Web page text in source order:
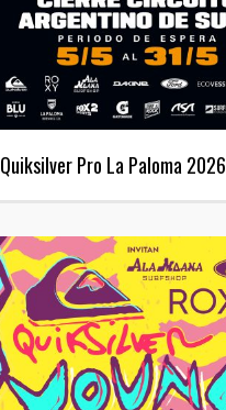
Quiksilver Pro La Paloma 2026